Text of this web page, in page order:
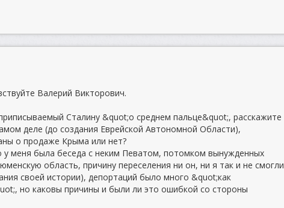
Валерий Викторович.
Сталину &quot;о среднем пальце&quot;, расскажите
деле (до создания Еврейской Автономной Области),
о продаже Крыма или нет?
у меня была беседа с неким Певатом, потомком вынужденных
область, причину переселения ни он, ни я так и не смогли
своей истории), депортаций было много &quot;как
но каковы причины и были ли это ошибкой со стороны